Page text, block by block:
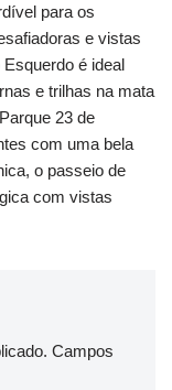
para os
e vistas
é ideal
e trilhas na mata
23 de
com uma bela
o passeio de
com vistas
Campos